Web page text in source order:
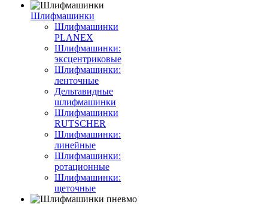
Шлифмашинки
Шлифмашинки
PLANEX
Шлифмашинки:
эксцентриковые
Шлифмашинки:
ленточные
Дельтавидные
шлифмашинки
Шлифмашинки
RUTSCHER
Шлифмашинки:
линейные
Шлифмашинки:
ротационные
Шлифмашинки:
щеточные